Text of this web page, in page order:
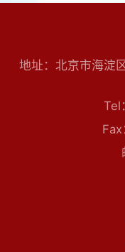
地址：北京市海淀
Tel